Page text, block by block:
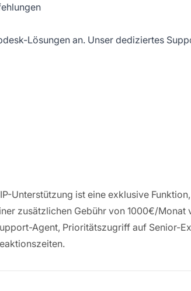
Lösungen an. Unser dediziertes
Unterstützung ist eine exklusive
zusätzlichen Gebühr von 1000€/
Agent, Prioritätszugriff auf Senior-